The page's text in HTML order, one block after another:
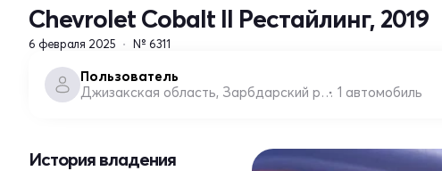
Chevrolet Cobalt II Рестайлинг, 2019
6 февраля 2025 № 6311
Пользователь
Джизакская область, Зарбдарский район 1 автомобиль
История владения